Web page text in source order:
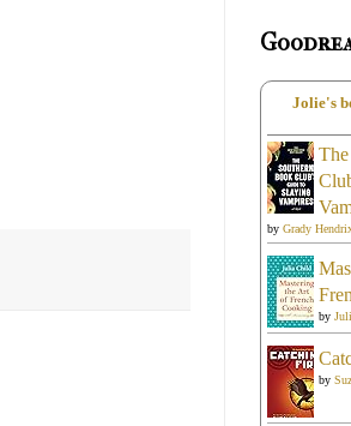
Jolie's
by Grady
by
by